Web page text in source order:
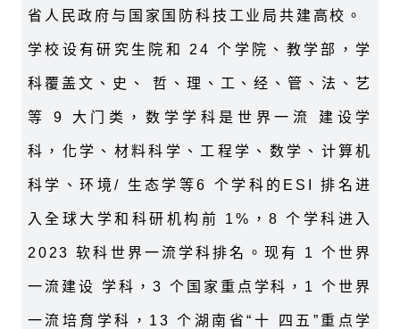
省人民政府与国家国防科技工业局共建高校。
学校设有研究生院和 24 个学院、教学部，学
科覆盖文、史、 哲、理、工、经、管、法、艺
等 9 大门类，数学学科是世界一流 建设学
科，化学、材料科学、工程学、数学、计算机
科学、环境/ 生态学等6 个学科的ESI 排名进
入全球大学和科研机构前 1%，8 个学科进入
2023 软科世界一流学科排名。现有 1 个世界
一流建设 学科，3 个国家重点学科，1 个世界
一流培育学科，13 个湖南省“十 四五”重点学